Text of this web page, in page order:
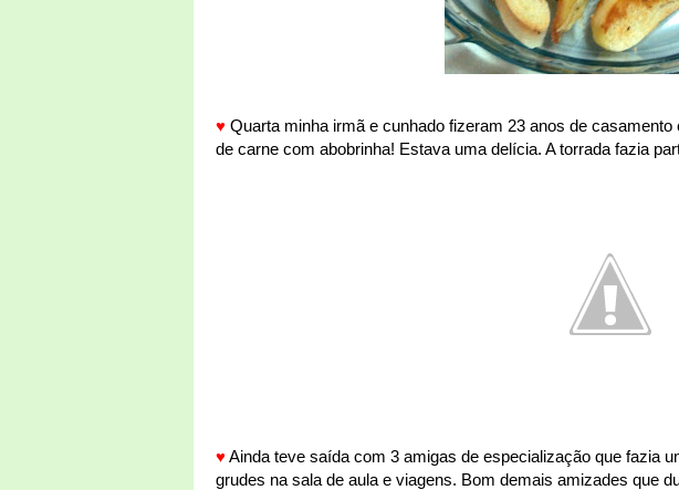
♥ Quarta minha irmã e cunhado fizeram 23 anos de
de carne com abobrinha! Estava uma delícia. A torrada fazia
♥Ainda teve saída com 3 amigas de especialização que fazia
grudes na sala de aula e viagens. Bom demais amizades que